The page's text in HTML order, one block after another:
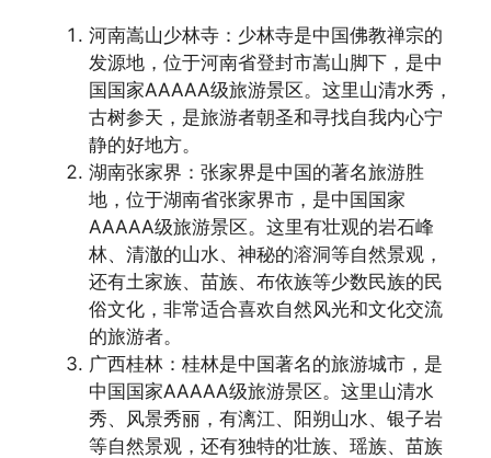
河南嵩山少林寺：少林寺是中国佛教禅宗的
发源地，位于河南省登封市嵩山脚下，是中
国国家AAAAA级旅游景区。这里山清水秀，
古树参天，是旅游者朝圣和寻找自我内心宁
静的好地方。
湖南张家界：张家界是中国的著名旅游胜
地，位于湖南省张家界市，是中国国家
AAAAA级旅游景区。这里有壮观的岩石峰
林、清澈的山水、神秘的溶洞等自然景观，
还有土家族、苗族、布依族等少数民族的民
俗文化，非常适合喜欢自然风光和文化交流
的旅游者。
广西桂林：桂林是中国著名的旅游城市，是
中国国家AAAAA级旅游景区。这里山清水
秀、风景秀丽，有漓江、阳朔山水、银子岩
等自然景观，还有独特的壮族、瑶族、苗族